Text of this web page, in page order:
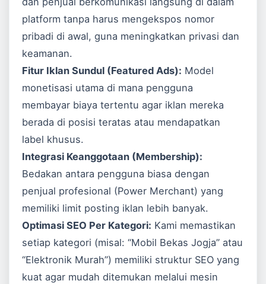
platform tanpa harus mengekspos nomor
pribadi di awal, guna meningkatkan privasi dan
keamanan.
Fitur Iklan Sundul (Featured Ads): Model
monetisasi utama di mana pengguna
membayar biaya tertentu agar iklan mereka
berada di posisi teratas atau mendapatkan
label khusus.
Integrasi Keanggotaan (Membership):
Bedakan antara pengguna biasa dengan
penjual profesional (Power Merchant) yang
memiliki limit posting iklan lebih banyak.
Optimasi SEO Per Kategori: Kami memastikan
setiap kategori (misal: “Mobil Bekas Jogja” atau
“Elektronik Murah”) memiliki struktur SEO yang
kuat agar mudah ditemukan melalui mesin